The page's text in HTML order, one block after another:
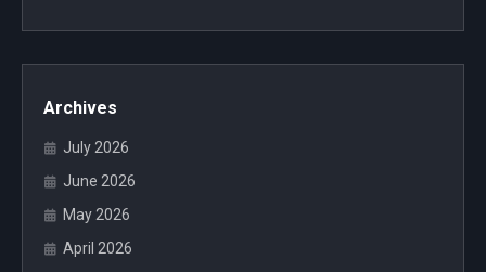
Archives
July 2026
June 2026
May 2026
April 2026